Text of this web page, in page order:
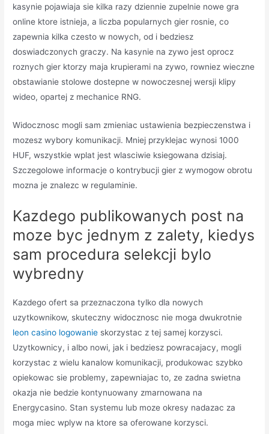
kasynie pojawiaja sie kilka razy dziennie zupelnie nowe gra
online ktore istnieja, a liczba popularnych gier rosnie, co
zapewnia kilka czesto w nowych, od i bedziesz
doswiadczonych graczy. Na kasynie na zywo jest oprocz
roznych gier ktorzy maja krupierami na zywo, rowniez wieczne
obstawianie stolowe dostepne w nowoczesnej wersji klipy
wideo, opartej z mechanice RNG.
Widocznosc mogli sam zmieniac ustawienia bezpieczenstwa i
mozesz wybory komunikacji. Mniej przyklejac wynosi 1000
HUF, wszystkie wplat jest wlasciwie ksiegowana dzisiaj.
Szczegolowe informacje o kontrybucji gier z wymogow obrotu
mozna je znalezc w regulaminie.
Kazdego publikowanych post na
moze byc jednym z zalety, kiedys
sam procedura selekcji bylo
wybredny
Kazdego ofert sa przeznaczona tylko dla nowych
uzytkownikow, skuteczny widocznosc nie moga dwukrotnie
leon casino logowanie skorzystac z tej samej korzysci.
Uzytkownicy, i albo nowi, jak i bedziesz powracajacy, mogli
korzystac z wielu kanalow komunikacji, produkowac szybko
opiekowac sie problemy, zapewniajac to, ze zadna swietna
okazja nie bedzie kontynuowany zmarnowana na
Energycasino. Stan systemu lub moze okresy nadazac za
moga miec wplyw na ktore sa oferowane korzysci.